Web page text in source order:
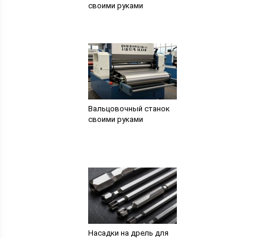
своими руками
Вальцовочный станок
своими руками
Насадки на дрель для